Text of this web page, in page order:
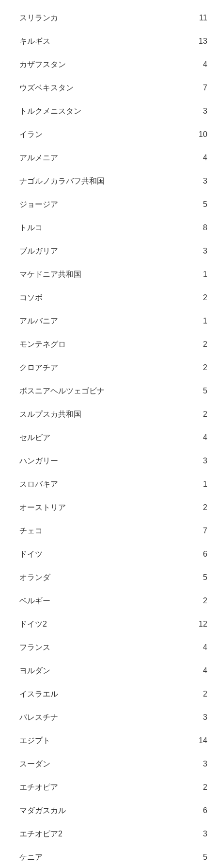
スリランカ 11
キルギス 13
カザフスタン 4
ウズベキスタン 7
トルクメニスタン 3
イラン 10
アルメニア 4
ナゴルノカラバフ共和国 3
ジョージア 5
トルコ 8
ブルガリア 3
マケドニア共和国 1
コソボ 2
アルバニア 1
モンテネグロ 2
クロアチア 2
ボスニアヘルツェゴビナ 5
スルプスカ共和国 2
セルビア 4
ハンガリー 3
スロバキア 1
オーストリア 2
チェコ 7
ドイツ 6
オランダ 5
ベルギー 2
ドイツ2 12
フランス 4
ヨルダン 4
イスラエル 2
パレスチナ 3
エジプト 14
スーダン 3
エチオピア 2
マダガスカル 6
エチオピア2 3
ケニア 5